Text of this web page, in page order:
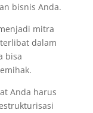
bisnis Anda.
mitra
dalam
bisa
Anda harus